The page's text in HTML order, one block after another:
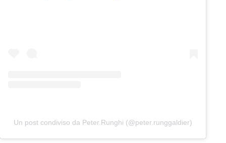
Un post condiviso da Peter.Runghi (@peter.runggaldier)